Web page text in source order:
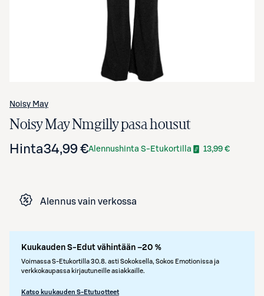
Noisy May
Noisy May Nmgilly pasa housut
Hinta34,99 €Alennushinta S-Etukortilla 13,99 €
Alennus vain verkossa
Kuukauden S-Edut vähintään –20 %
Voimassa S-Etukortilla 30.8. asti Sokoksella, Sokos Emotionissa ja
verkkokaupassa kirjautuneille asiakkaille.
Katso kuukauden S-Etutuotteet